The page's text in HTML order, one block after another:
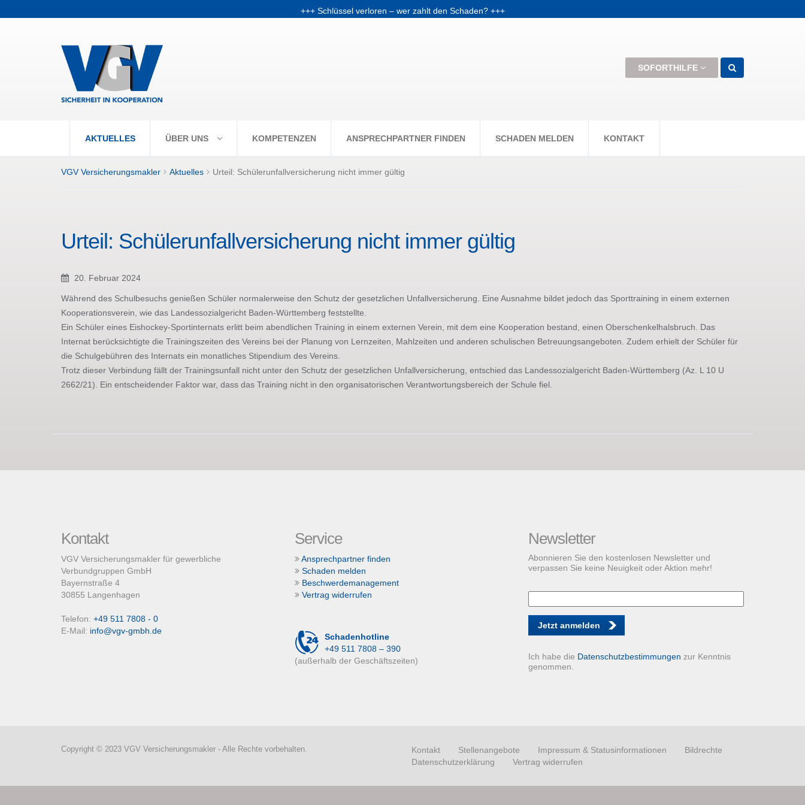
+++ Schlüssel verloren – wer zahlt den Schaden? +++
SOFORTHILFE
AKTUELLES ÜBER UNS KOMPETENZEN ANSPRECHPARTNER FINDEN SCHADEN MELDEN KONTAKT
VGV Versicherungsmakler Aktuelles Urteil: Schülerunfallversicherung nicht immer gültig
Urteil: Schülerunfallversicherung nicht immer gültig
20. Februar 2024
Während des Schulbesuchs genießen Schüler normalerweise den Schutz der gesetzlichen Unfallversicherung. Eine Ausnahme bildet jedoch das Sporttraining in einem externen
Kooperationsverein, wie das Landessozialgericht Baden-Württemberg feststellte.
Ein Schüler eines Eishockey-Sportinternats erlitt beim abendlichen Training in einem externen Verein, mit dem eine Kooperation bestand, einen Oberschenkelhalsbruch. Das
Internat berücksichtigte die Trainingszeiten des Vereins bei der Planung von Lernzeiten, Mahlzeiten und anderen schulischen Betreuungsangeboten. Zudem erhielt der Schüler für
die Schulgebühren des Internats ein monatliches Stipendium des Vereins.
Trotz dieser Verbindung fällt der Trainingsunfall nicht unter den Schutz der gesetzlichen Unfallversicherung, entschied das Landessozialgericht Baden-Württemberg (Az. L 10 U
2662/21). Ein entscheidender Faktor war, dass das Training nicht in den organisatorischen Verantwortungsbereich der Schule fiel.
Kontakt
VGV Versicherungsmakler für gewerbliche
Verbundgruppen GmbH
Bayernstraße 4
30855 Langenhagen
Telefon: +49 511 7808 - 0
E-Mail: info@vgv-gmbh.de
Service
Ansprechpartner finden
Schaden melden
Beschwerdemanagement
Vertrag widerrufen
Schadenhotline
+49 511 7808 – 390
(außerhalb der Geschäftszeiten)
Newsletter
Abonnieren Sie den kostenlosen Newsletter und
verpassen Sie keine Neuigkeit oder Aktion mehr!
Jetzt anmelden
Ich habe die Datenschutzbestimmungen zur Kenntnis
genommen.
Copyright © 2023 VGV Versicherungsmakler - Alle Rechte vorbehalten. Kontakt Stellenangebote Impressum & Statusinformationen
Bildrechte
Datenschutzerklärung
Vertrag widerrufen